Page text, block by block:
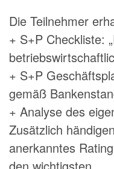
Die Teilnehmer
+ S+P Checkliste:
+ S+P
gemäß
+ Analyse des
Zusätzlich
anerkanntes
den wichtigsten